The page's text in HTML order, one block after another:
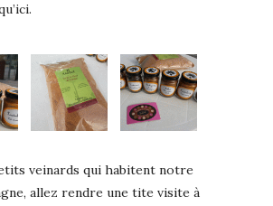
veinards qui habitent notre
allez rendre une tite visite à